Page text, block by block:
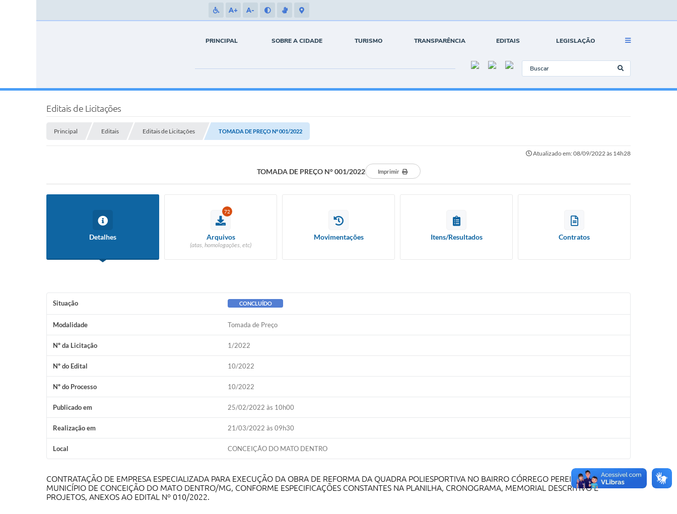
A+ A-
PRINCIPAL SOBRE A CIDADE TURISMO TRANSPARÊNCIA EDITAIS LEGISLAÇÃO
Editais de Licitações
Principal Editais Editais de Licitações TOMADA DE PREÇO N° 001/2022
Atualizado em: 08/09/2022 às 14h28
TOMADA DE PREÇO N° 001/2022 Imprimir
Detalhes
72
Arquivos
(atas, homologações, etc)
Movimentações Itens/Resultados Contratos
Situação CONCLUÍDO
Modalidade Tomada de Preço
Nº da Licitação 1/2022
Nº do Edital 10/2022
Nº do Processo 10/2022
Publicado em 25/02/2022 às 10h00
Realização em 21/03/2022 às 09h30
Local CONCEIÇÃO DO MATO DENTRO
CONTRATAÇÃO DE EMPRESA ESPECIALIZADA PARA EXECUÇÃO DA OBRA DE REFORMA DA QUADRA POLIESPORTIVA NO BAIRRO CÓRREGO PEREIRA, NO
MUNICÍPIO DE CONCEIÇÃO DO MATO DENTRO/MG, CONFORME ESPECIFICAÇÕES CONSTANTES NA PLANILHA, CRONOGRAMA, MEMORIAL DESCRITIVO E
PROJETOS, ANEXOS AO EDITAL Nº 010/2022.